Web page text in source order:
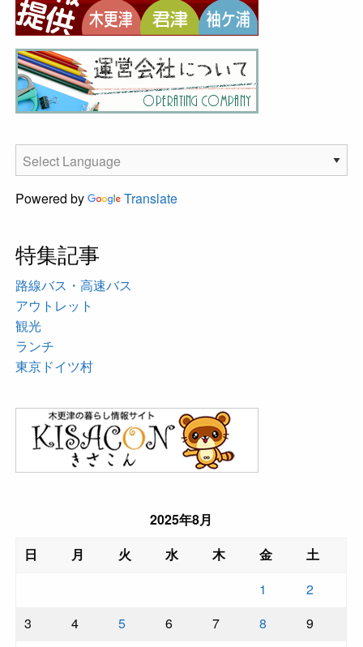
Powered by Translate
特集記事
路線バス・高速バス
アウトレット
観光
ランチ
東京ドイツ村
2025年8月
日
月 火 水 木 金
土
1
2
3
4 5 6 7 8
9